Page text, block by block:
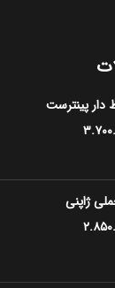
پینترست
ژاپنی